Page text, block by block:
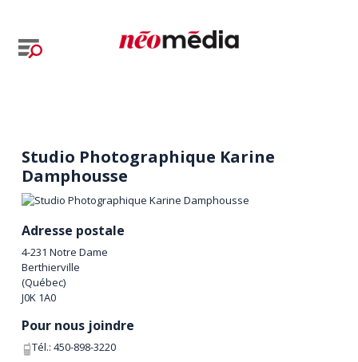
Studio Photographique Karine
Damphousse
Adresse postale
4-231 Notre Dame
Berthierville
(Québec)
J0K 1A0
Pour nous joindre
Tél.:450-898-3220